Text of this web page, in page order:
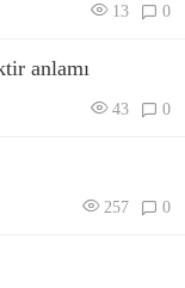
13 0
anlamı
43 0
257 0